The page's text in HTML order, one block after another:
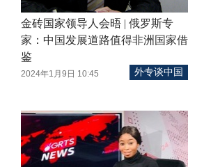
金砖国家领导人会晤 | 俄罗斯专
家：中国发展道路值得非洲国家借
鉴
外专谈中国
2024年1月9日 10:45